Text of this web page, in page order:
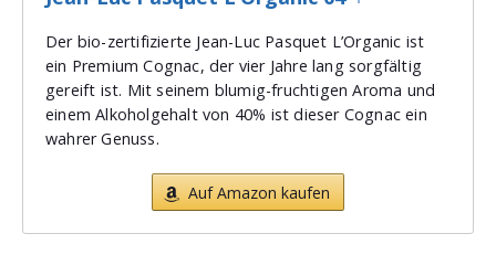
Der bio-zertifizierte Jean-Luc Pasquet L’Organic ist
ein Premium Cognac, der vier Jahre lang sorgfältig
gereift ist. Mit seinem blumig-fruchtigen Aroma und
einem Alkoholgehalt von 40% ist dieser Cognac ein
wahrer Genuss.
Auf Amazon kaufen